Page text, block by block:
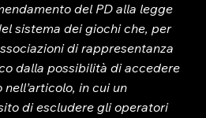
del PD alla legge
sistema dei giochi che, per
di rappresentanza
dalla possibilità di accedere
in cui un
di escludere gli operatori